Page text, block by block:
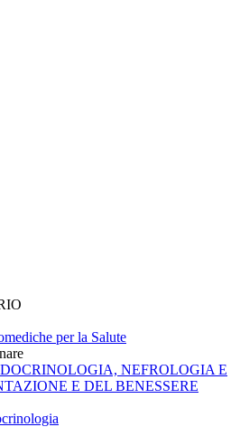
per la Salute
NEFROLOGIA E
E DEL BENESSERE